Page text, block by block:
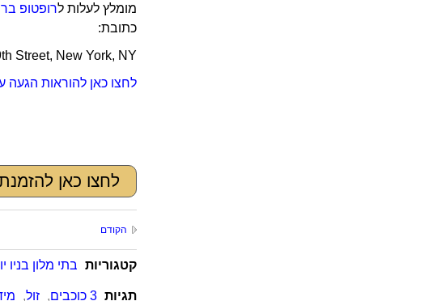
מומלץ לעלות לרופטופ בר
כתובת:
Street, New York, NY
לחצו כאן להוראות הגעה
לחצו כאן
הקודם
קטגוריות בתי מלון בניו
תגיות 3 כוכבים , זול,